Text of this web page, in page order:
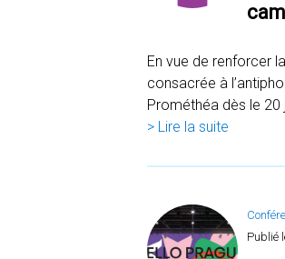
En vue de renforcer
consacrée à
Prométhéa dès le 20
> Lire la suite
Publié